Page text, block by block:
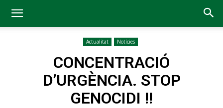
Actualitat Notícies
CONCENTRACIÓ
D’URGÈNCIA. STOP
GENOCIDI !!